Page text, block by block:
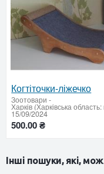
Когтіточки-ліжечко
Зоотовари -
15/09/2024
500.00 ₴
Інші пошуки, які,